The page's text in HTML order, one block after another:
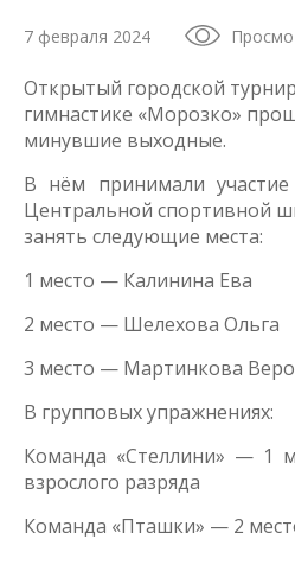
7 февраля 2024
Открытый городской
гимнастике «Морозко»
минувшие выходные.
В нём принимали
Центральной спортивной
занять следующие места:
1 место — Калинина Ева
2 место — Шелехова Ольга
3 место — Мартинкова
В групповых упражнениях:
Команда «Стеллини» — 1
взрослого разряда
Команда «Пташки» — 2